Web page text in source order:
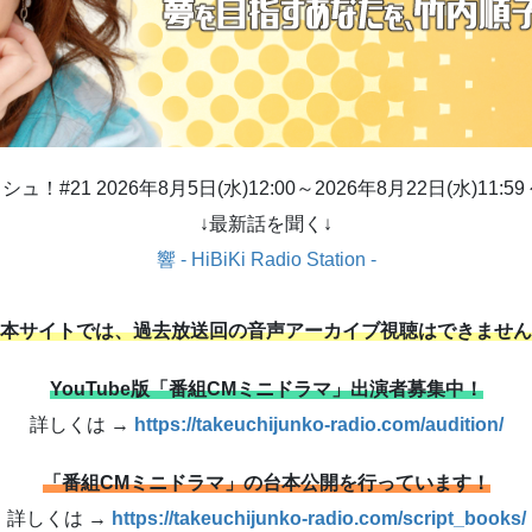
ュ！#21 2026年8月5日(水)12:00～2026年8月22日(水)11:59
↓最新話を聞く↓
響 - HiBiKi Radio Station -
サイトでは、過去放送回の音声アーカイブ視聴はできませ
YouTube版「番組CMミニドラマ」出演者募集中！
詳しくは → https://takeuchijunko-radio.com/audition/
「番組CMミニドラマ」の台本公開を行っています！
詳しくは → https://takeuchijunko-radio.com/script_books/